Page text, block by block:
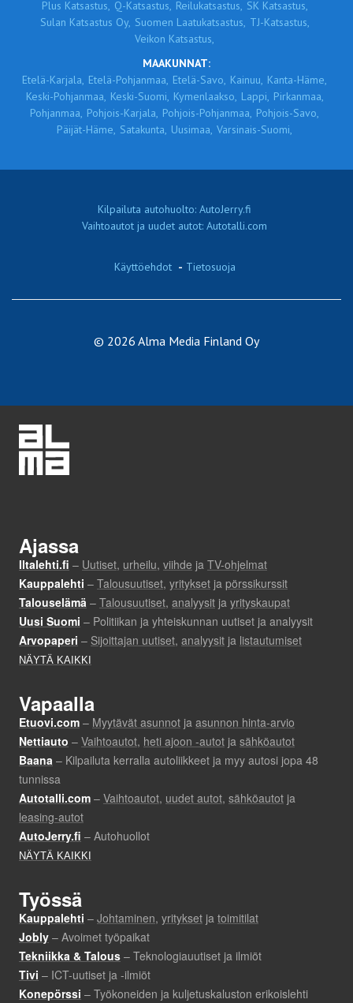
Plus Katsastus, Q-Katsastus, Reilukatsastus, SK Katsastus,
Sulan Katsastus Oy, Suomen Laatukatsastus, TJ-Katsastus,
Veikon Katsastus,
MAAKUNNAT:
Etelä-Karjala, Etelä-Pohjanmaa, Etelä-Savo, Kainuu, Kanta-Häme,
Keski-Pohjanmaa, Keski-Suomi, Kymenlaakso, Lappi, Pirkanmaa,
Pohjanmaa, Pohjois-Karjala, Pohjois-Pohjanmaa, Pohjois-Savo,
Päijät-Häme, Satakunta, Uusimaa, Varsinais-Suomi,
Kilpailuta autohuolto: AutoJerry.fi
Vaihtoautot ja uudet autot: Autotalli.com
Käyttöehdot - Tietosuoja
© 2026 Alma Media Finland Oy